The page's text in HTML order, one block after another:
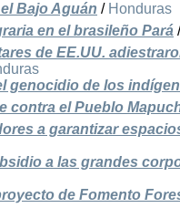
Bajo Aguán / Honduras
en el brasileño Pará
de EE.UU.
genocidio de los
contra el Pueblo
a garantizar
a las grandes
de Fomento